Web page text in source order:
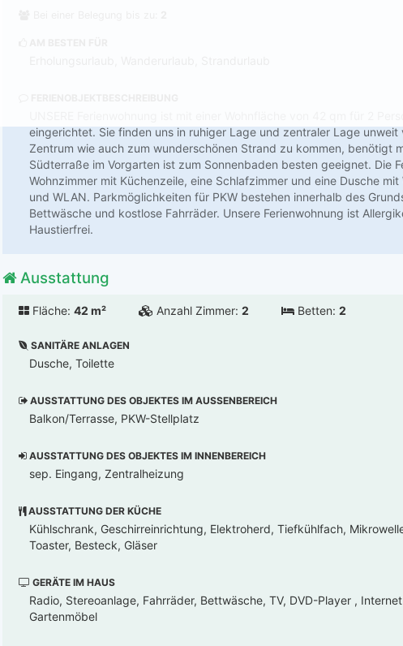
eingerichtet. Sie finden uns in ruhiger Lage und zentraler Lage
Zentrum wie auch zum wunderschönen Strand zu kommen, benötigt
Südterraße im Vorgarten ist zum Sonnenbaden besten geeignet. Die
Wohnzimmer mit Küchenzeile, eine Schlafzimmer und eine Dusche mit
und WLAN. Parkmöglichkeiten für PKW bestehen innerhalb des
Bettwäsche und kostlose Fahrräder. Unsere Ferienwohnung ist
Haustierfrei.
Ausstattung
Fläche: 42 m² Anzahl Zimmer: 2 Betten: 2
SANITÄRE ANLAGEN
Dusche, Toilette
AUSSTATTUNG DES OBJEKTES IM AUSSENBEREICH
Balkon/Terrasse, PKW-Stellplatz
AUSSTATTUNG DES OBJEKTES IM INNENBEREICH
sep. Eingang, Zentralheizung
AUSSTATTUNG DER KÜCHE
Kühlschrank, Geschirreinrichtung, Elektroherd, Tiefkühlfach,
Toaster, Besteck, Gläser
GERÄTE IM HAUS
Radio, Stereoanlage, Fahrräder, Bettwäsche, TV, DVD-Player ,
Gartenmöbel